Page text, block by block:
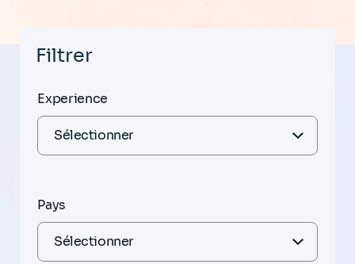
Filtrer
Experience
Pays